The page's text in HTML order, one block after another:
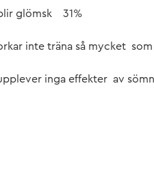
glömsk 31%
inte träna så mycket
inga effekter av